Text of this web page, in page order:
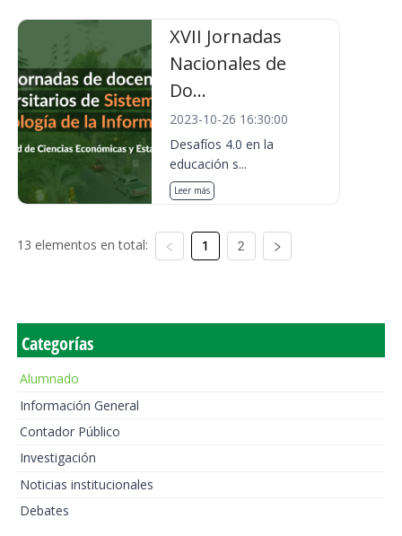
XVII Jornadas
Nacionales de
Do...
2023-10-26 16:30:00
Desafíos 4.0 en la
educación s...
Leer más
13 elementos en total: 1 2
Categorías
Alumnado
Información General
Contador Público
Investigación
Noticias institucionales
Debates